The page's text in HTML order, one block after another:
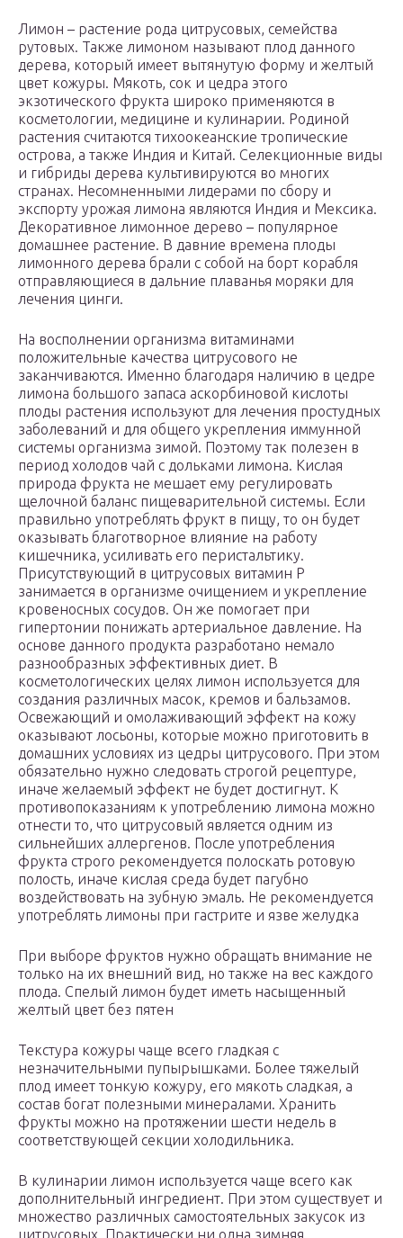
Лимон – растение рода цитрусовых, семейства
рутовых. Также лимоном называют плод данного
дерева, который имеет вытянутую форму и желтый
цвет кожуры. Мякоть, сок и цедра этого
экзотического фрукта широко применяются в
косметологии, медицине и кулинарии. Родиной
растения считаются тихоокеанские тропические
острова, а также Индия и Китай. Селекционные виды
и гибриды дерева культивируются во многих
странах. Несомненными лидерами по сбору и
экспорту урожая лимона являются Индия и Мексика.
Декоративное лимонное дерево – популярное
домашнее растение. В давние времена плоды
лимонного дерева брали с собой на борт корабля
отправляющиеся в дальние плаванья моряки для
лечения цинги.
На восполнении организма витаминами
положительные качества цитрусового не
заканчиваются. Именно благодаря наличию в цедре
лимона большого запаса аскорбиновой кислоты
плоды растения используют для лечения простудных
заболеваний и для общего укрепления иммунной
системы организма зимой. Поэтому так полезен в
период холодов чай с дольками лимона. Кислая
природа фрукта не мешает ему регулировать
щелочной баланс пищеварительной системы. Если
правильно употреблять фрукт в пищу, то он будет
оказывать благотворное влияние на работу
кишечника, усиливать его перистальтику.
Присутствующий в цитрусовых витамин P
занимается в организме очищением и укрепление
кровеносных сосудов. Он же помогает при
гипертонии понижать артериальное давление. На
основе данного продукта разработано немало
разнообразных эффективных диет. В
косметологических целях лимон используется для
создания различных масок, кремов и бальзамов.
Освежающий и омолаживающий эффект на кожу
оказывают лосьоны, которые можно приготовить в
домашних условиях из цедры цитрусового. При этом
обязательно нужно следовать строгой рецептуре,
иначе желаемый эффект не будет достигнут. К
противопоказаниям к употреблению лимона можно
отнести то, что цитрусовый является одним из
сильнейших аллергенов. После употребления
фрукта строго рекомендуется полоскать ротовую
полость, иначе кислая среда будет пагубно
воздействовать на зубную эмаль. Не рекомендуется
употреблять лимоны при гастрите и язве желудка
При выборе фруктов нужно обращать внимание не
только на их внешний вид, но также на вес каждого
плода. Спелый лимон будет иметь насыщенный
желтый цвет без пятен
Текстура кожуры чаще всего гладкая с
незначительными пупырышками. Более тяжелый
плод имеет тонкую кожуру, его мякоть сладкая, а
состав богат полезными минералами. Хранить
фрукты можно на протяжении шести недель в
соответствующей секции холодильника.
В кулинарии лимон используется чаще всего как
дополнительный ингредиент. При этом существует и
множество различных самостоятельных закусок из
цитрусовых. Практически ни одна зимняя